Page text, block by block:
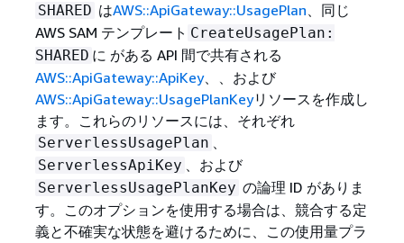
SHARED はAWS::ApiGateway::UsagePlan、同じ
AWS SAM テンプレート CreateUsagePlan:
SHARED に がある API 間で共有される
AWS::ApiGateway::ApiKey、、および
AWS::ApiGateway::UsagePlanKeyリソースを作成し
ます。これらのリソースには、それぞれ
ServerlessUsagePlan 、
ServerlessApiKey 、および
ServerlessUsagePlanKey の論理 ID がありま
す。このオプションを使用する場合は、競合する定
義と不確実な状態を避けるために、この使用量プラ